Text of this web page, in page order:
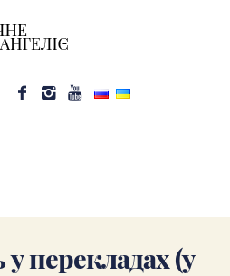
у перекладах (у